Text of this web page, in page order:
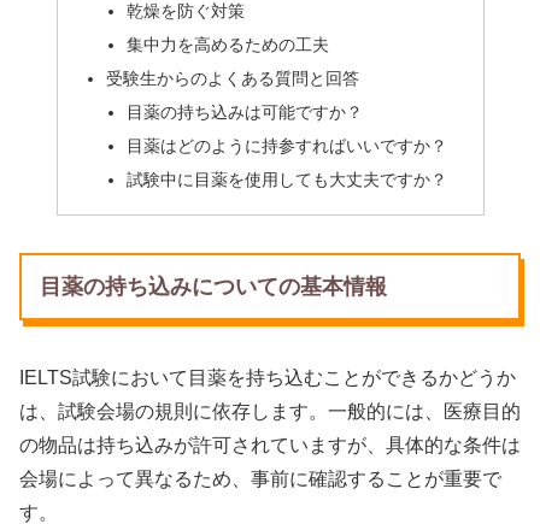
乾燥を防ぐ対策
集中力を高めるための工夫
受験生からのよくある質問と回答
目薬の持ち込みは可能ですか？
目薬はどのように持参すればいいですか？
試験中に目薬を使用しても大丈夫ですか？
目薬の持ち込みについての基本情報
IELTS試験において目薬を持ち込むことができるかどうか
は、試験会場の規則に依存します。一般的には、医療目的
の物品は持ち込みが許可されていますが、具体的な条件は
会場によって異なるため、事前に確認することが重要で
す。